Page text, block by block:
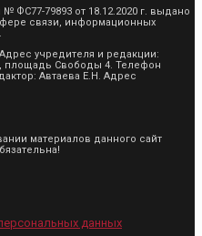
ФС77-79893 от 18.12.2020 г. выдано
связи, информационных
учредителя и редакции:
площадь Свободы 4. Телефон
Автаева Е.Н. Адрес
материалов данного сайт
данных